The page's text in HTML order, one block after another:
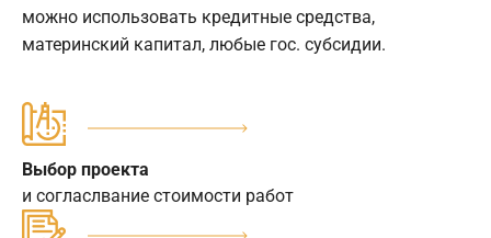
можно использовать кредитные средства,
материнский капитал, любые гос. субсидии.
Выбор проекта
и согласлвание стоимости работ